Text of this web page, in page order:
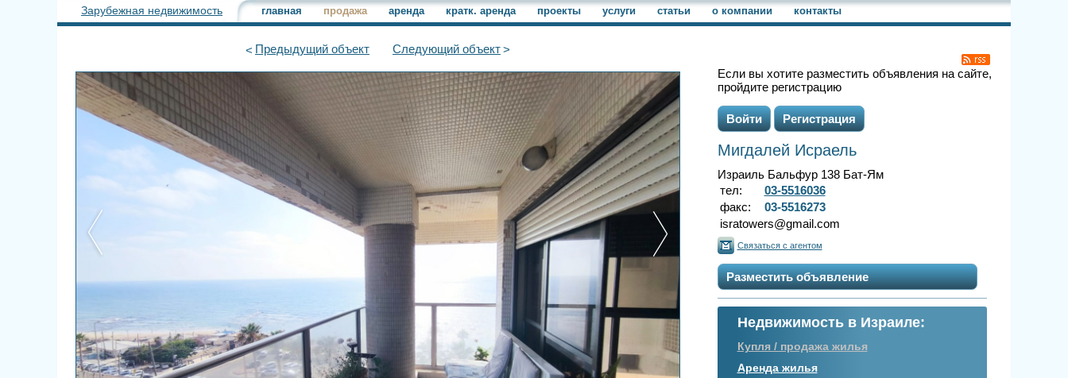
Зарубежная недвижимость главная продажа аренда кратк. аренда проекты услуги статьи о компании контакты
Предыдущийобъект Следующийобъект
Если вы хотите разместить объявления на сайте,
пройдите регистрацию
Войти Регистрация
Мигдалей Исраель
Израиль Бальфур 138 Бат-Ям
тел:
03-5516036
факс:
03-5516273
isratowers@gmail.com
Связаться с агентом
Разместить объявление
Недвижимость в Израиле:
Купля / продажа жилья
Аренда жилья